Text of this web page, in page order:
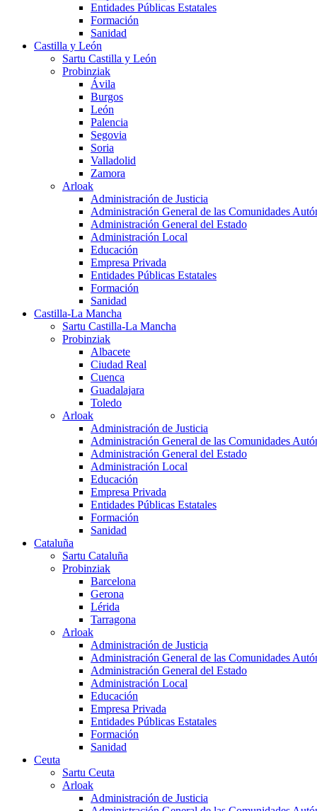
Entidades Públicas Estatales
Formación
Sanidad
Castilla y León
Sartu Castilla y León
Probinziak
Ávila
Burgos
León
Palencia
Segovia
Soria
Valladolid
Zamora
Arloak
Administración de Justicia
Administración General de las Comunidades
Administración General del Estado
Administración Local
Educación
Empresa Privada
Entidades Públicas Estatales
Formación
Sanidad
Castilla-La Mancha
Sartu Castilla-La Mancha
Probinziak
Albacete
Ciudad Real
Cuenca
Guadalajara
Toledo
Arloak
Administración de Justicia
Administración General de las Comunidades
Administración General del Estado
Administración Local
Educación
Empresa Privada
Entidades Públicas Estatales
Formación
Sanidad
Cataluña
Sartu Cataluña
Probinziak
Barcelona
Gerona
Lérida
Tarragona
Arloak
Administración de Justicia
Administración General de las Comunidades
Administración General del Estado
Administración Local
Educación
Empresa Privada
Entidades Públicas Estatales
Formación
Sanidad
Ceuta
Sartu Ceuta
Arloak
Administración de Justicia